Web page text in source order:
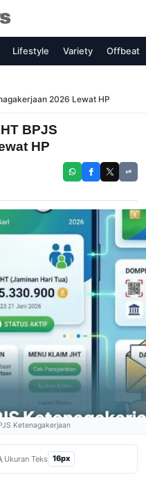
Lifestyle Variety Offbeat
2026 Lewat HP
BPJS
HP
Ketenagakerjaan
Ukuran Teks 16px